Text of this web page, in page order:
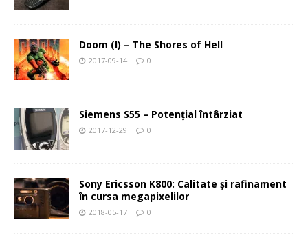
Doom (I) – The Shores of Hell
2017-09-14 0
Siemens S55 – Potenţial întârziat
2017-12-29 0
Sony Ericsson K800: Calitate şi rafinament
în cursa megapixelilor
2018-05-17 0